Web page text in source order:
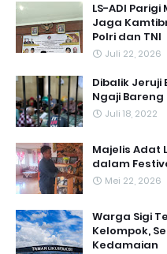
LS-ADI
Jaga
Polri dan TNI
Juli 22, 2026
Dibalik Jeruji
Ngaji Bareng
Juli 18, 2022
Majelis Adat
dalam
Mei 22, 2026
Warga Sigi
Kelompok,
Kedamaian